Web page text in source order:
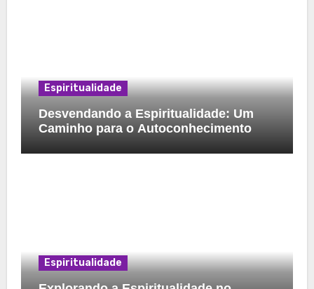
Espiritualidade
Desvendando a Espiritualidade: Um
Caminho para o Autoconhecimento
Espiritualidade